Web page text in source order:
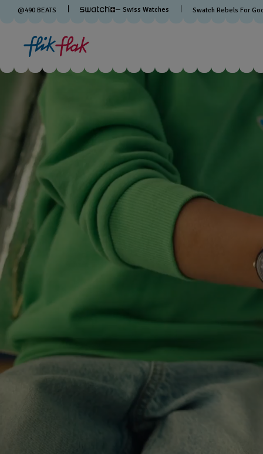
@490 BEATS — Swiss Watches Swatch Rebels For